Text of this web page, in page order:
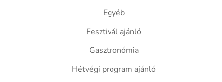
Egyéb
Fesztivál ajánló
Gasztronómia
Hétvégi program ajánló